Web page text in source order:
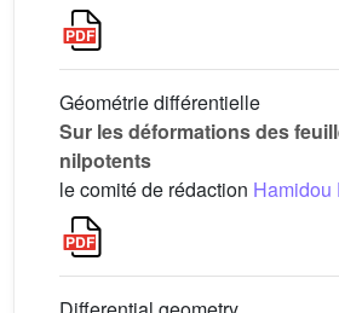
Géométrie différentielle
Sur les déformations des
nilpotents
le comité de rédaction Hamidou